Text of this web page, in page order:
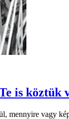
is köztük
mennyire vagy